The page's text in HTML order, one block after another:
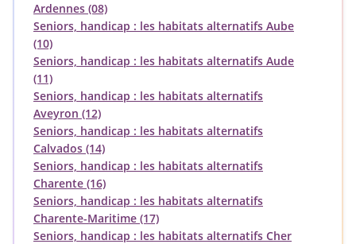
Ardennes (08)
Seniors, handicap : les habitats alternatifs Aube
(10)
Seniors, handicap : les habitats alternatifs Aude
(11)
Seniors, handicap : les habitats alternatifs
Aveyron (12)
Seniors, handicap : les habitats alternatifs
Calvados (14)
Seniors, handicap : les habitats alternatifs
Charente (16)
Seniors, handicap : les habitats alternatifs
Charente-Maritime (17)
Seniors, handicap : les habitats alternatifs Cher